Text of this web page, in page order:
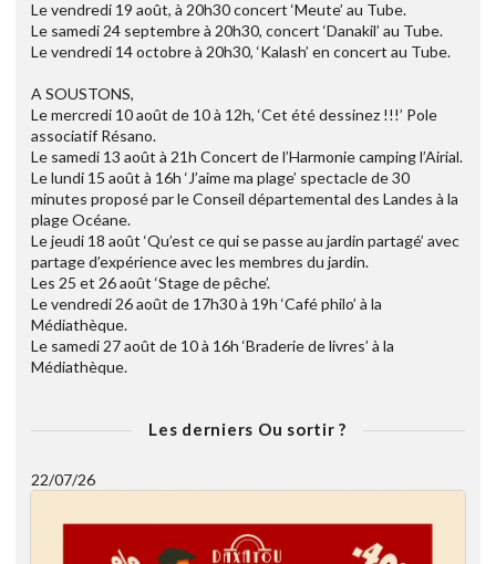
Le vendredi 19 août, à 20h30 concert ‘Meute’ au Tube.
Le samedi 24 septembre à 20h30, concert ‘Danakil’ au Tube.
Le vendredi 14 octobre à 20h30, ‘Kalash’ en concert au Tube.
A SOUSTONS,
Le mercredi 10 août de 10 à 12h, ‘Cet été dessinez !!!’ Pole
associatif Résano.
Le samedi 13 août à 21h Concert de l’Harmonie camping l’Airial.
Le lundi 15 août à 16h ‘J’aime ma plage’ spectacle de 30
minutes proposé par le Conseil départemental des Landes à la
plage Océane.
Le jeudi 18 août ‘Qu’est ce qui se passe au jardin partagé’ avec
partage d’expérience avec les membres du jardin.
Les 25 et 26 août ‘Stage de pêche’.
Le vendredi 26 août de 17h30 à 19h ‘Café philo’ à la
Médiathèque.
Le samedi 27 août de 10 à 16h ‘Braderie de livres’ à la
Médiathèque.
Les derniers Ou sortir ?
22/07/26